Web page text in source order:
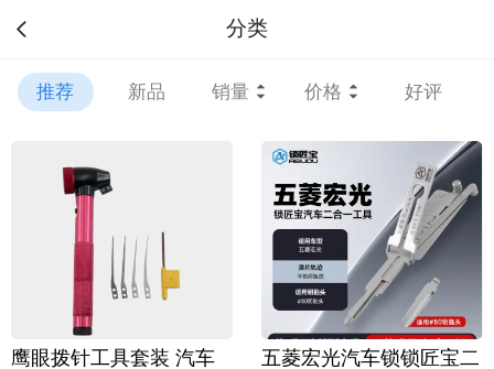
分类
推荐 新品 销量 价格 好评
鹰眼拨针工具套装 汽车
五菱宏光汽车锁锁匠宝二